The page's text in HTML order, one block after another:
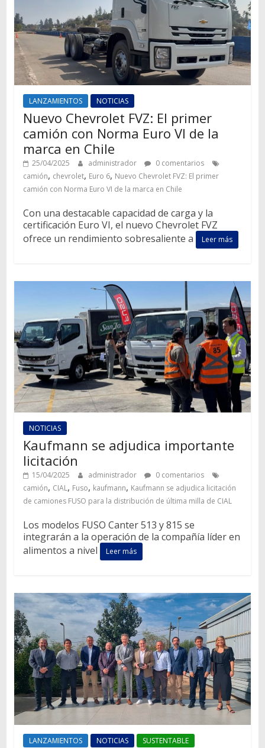
LANZAMIENTOS NOTICIAS
Nuevo Chevrolet FVZ: El primer
camión con Norma Euro VI de la
marca en Chile
25/04/2025 administrador
0 comentarios
camión, chevrolet, Euro 6, Nuevo Chevrolet FVZ: El primer
camión con Norma Euro VI de la marca en Chile
Con una destacable capacidad de carga y la
certificación Euro VI, el nuevo Chevrolet FVZ
ofrece un rendimiento sobresaliente a
Leer más
NOTICIAS
Kaufmann se adjudica importante
licitación
15/04/2025 administrador
0 comentarios
camión, CIAL, Fuso, kaufmann, Kaufmann se adjudica licitación
de camiones FUSO para la distribución de última milla de CIAL
Los modelos FUSO Canter 513 y 815 se
integrarán a la operación de la compañía líder en
alimentos a nivel
Leer más
LANZAMIENTOS NOTICIAS SUSTENTABLE